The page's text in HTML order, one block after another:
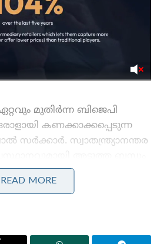
മുതിർന്ന ബിജെപി
കണക്കാക്കപ്പെടുന്ന
സർക്കാർ. സ്വാതന്ത്ര്യാനന്തര
ഭാരതീയ ജനസംഘം
മുഖർജിയുടെ അടുത്ത
പാർട്ടിയുടെ വളർച്ചയ്ക്കായി
READ MORE